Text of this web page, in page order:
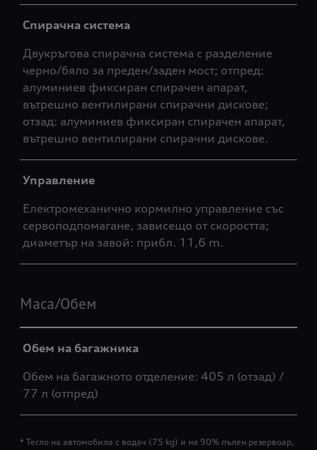
Спирачна система
Двукръгова спирачна система с разделение
черно/бяло за преден/заден мост; отпред:
алуминиев фиксиран спирачен апарат,
вътрешно вентилирани спирачни дискове;
отзад: алуминиев фиксиран спирачен апарат,
вътрешно вентилирани спирачни дискове.
Управление
Електромеханично кормилно управление със
сервоподпомагане, зависещо от скоростта;
диаметър на завой: прибл. 11,6 m.
Маса/Обем
Обем на багажника
Обем на багажното отделение: 405 л (отзад) /
77 л (отпред)
* Тегло на автомобила с водач (75 kg) и на 90% пълен резервоар,